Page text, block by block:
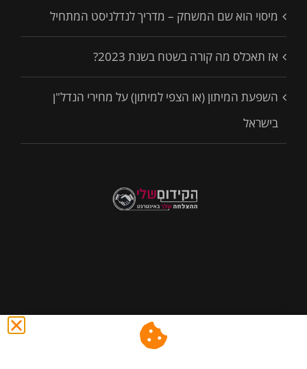
מיסוי הוא שם המשחק – מדריך לנדלניסט המתחיל
אז תאכלס מה קורה בשטח בשנת 2023?
השפעת המיתון (או הצפי למיתון) על מחירי הנדל"ן
בישראל
@ כול הזכויות שמורות לסיני נכסים - השקעות,שיווק נדל"ן ונכסים